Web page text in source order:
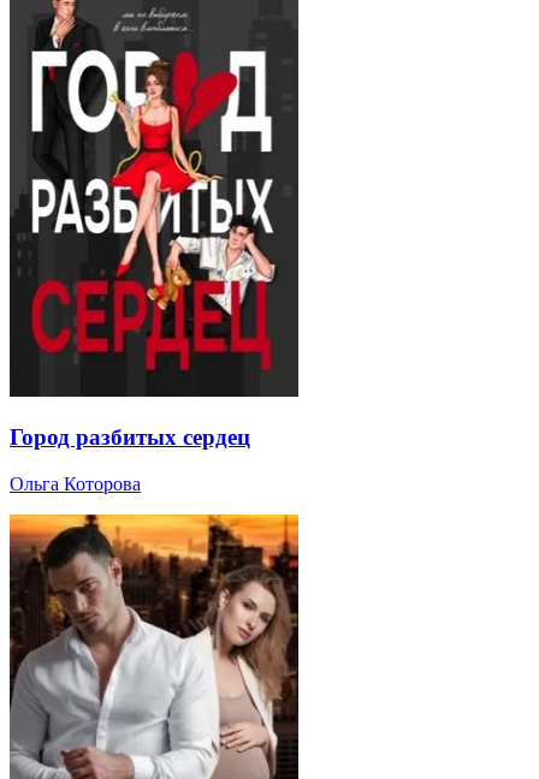
Город разбитых сердец
Ольга Которова